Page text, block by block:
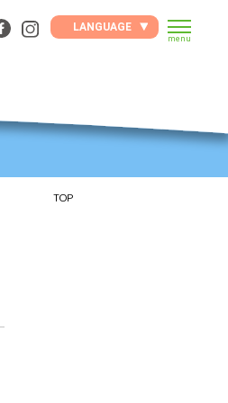
LANGUAGE
menu
TOP